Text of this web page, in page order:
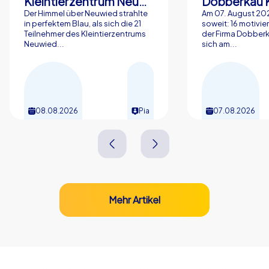
Der Himmel über Neuwied strahlte
in perfektem Blau, als sich die 21
Teilnehmer des Kleintierzentrums
Neuwied...
08.08.2026 Pia
Am 07. August
soweit: 16
der Firma
sich am...
07.08.2026
Mehr Artikel